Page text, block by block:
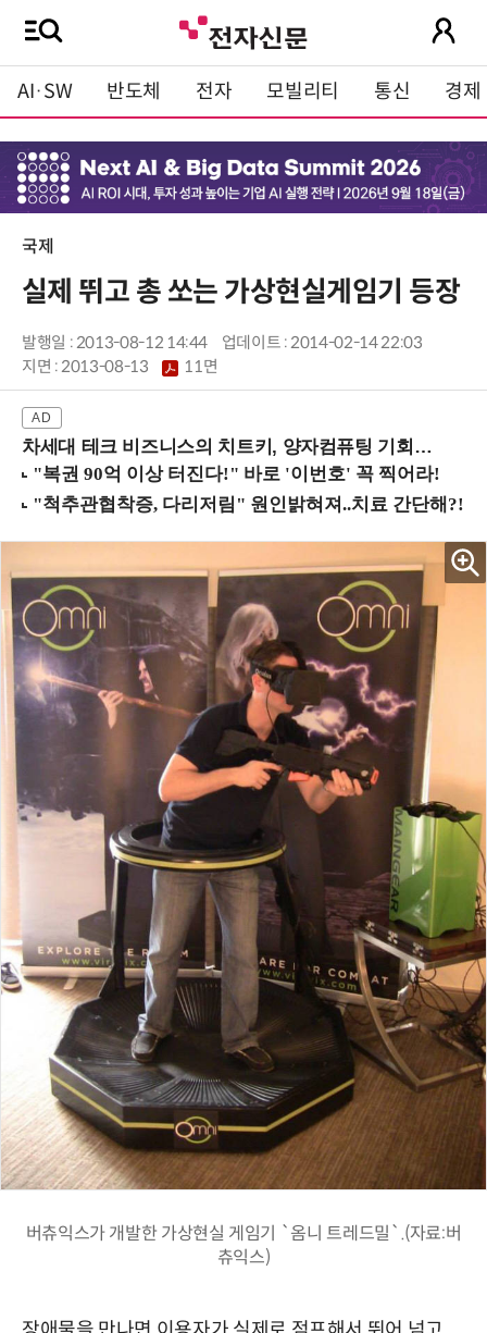
AI·SW 반도체 전자 모빌리티 통신 경제
국제
실제 뛰고 총 쏘는 가상현실게임기 등장
발행일 : 2013-08-12 14:44
업데이트 : 2014-02-14 22:03
지면 :2013-08-13 11면
차세대 테크 비즈니스의 치트키, 양자컴퓨팅 기회를 선점하라! (8/28 강남역)
버츄익스가 개발한 가상현실 게임기 `옴니 트레드밀`.(자료:버
츄익스)